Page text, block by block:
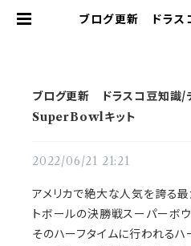
ブログ更新 ドラス
ブログ更新 ドラスコ豆知識/チ
SuperBowlキット
2022/06/21 21:21
アメリカで絶大な人気を誇る最
トボールの決勝戦スーパー
そのハーフタイムに行われるハ